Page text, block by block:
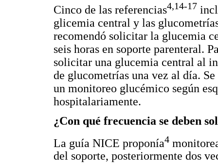
Cinco de las referencias4,14-17
glicemia central y las
recomendó solicitar la glucemia
seis horas en soporte parenteral.
solicitar una glucemia central al
de glucometrías una vez al día.
un monitoreo glucémico según
hospitalariamente.
¿Con qué frecuencia se deben
La guía NICE proponía4
del soporte, posteriormente dos